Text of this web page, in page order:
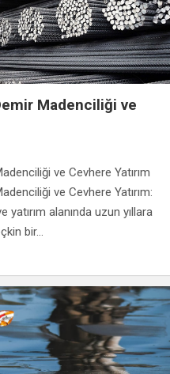
Madenciliği ve
ve Cevhere Yatırım
ve Cevhere Yatırım:
alanında uzun yıllara
bir…